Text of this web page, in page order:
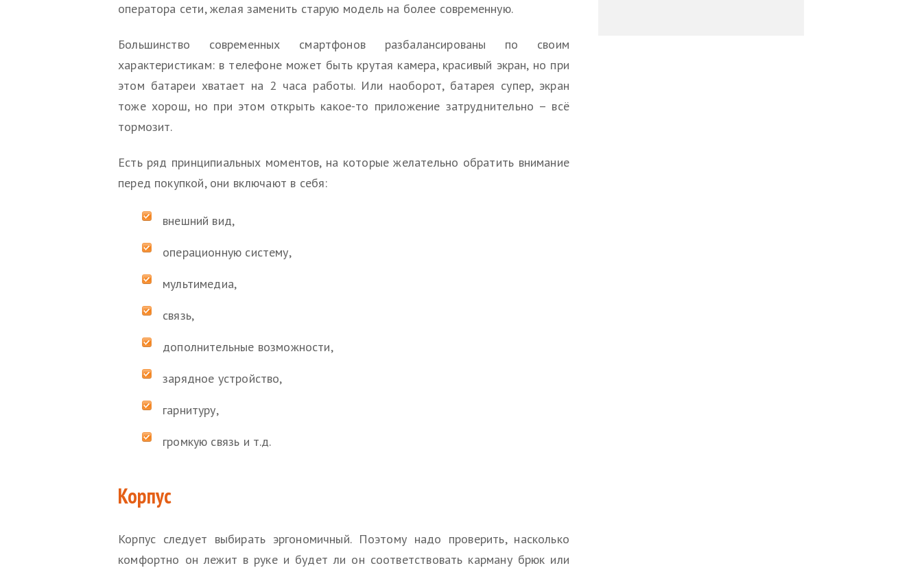
оператора сети, желая заменить старую модель на более современную.
Большинство современных смартфонов разбалансированы по своим
характеристикам: в телефоне может быть крутая камера, красивый экран, но при
этом батареи хватает на 2 часа работы. Или наоборот, батарея супер, экран
тоже хорош, но при этом открыть какое-то приложение затруднительно – всё
тормозит.
Есть ряд принципиальных моментов, на которые желательно обратить внимание
перед покупкой, они включают в себя:
внешний вид,
операционную систему,
мультимедиа,
связь,
дополнительные возможности,
зарядное устройство,
гарнитуру,
громкую связь и т.д.
Корпус
Корпус следует выбирать эргономичный. Поэтому надо проверить, насколько
комфортно он лежит в руке и будет ли он соответствовать карману брюк или